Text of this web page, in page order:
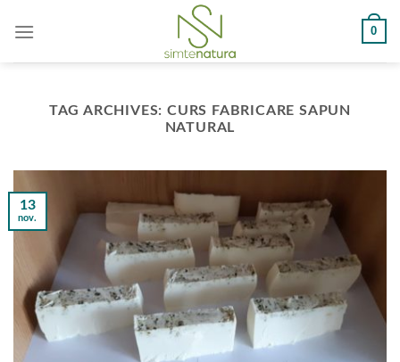
0
TAG ARCHIVES:CURS FABRICARE SAPUN
NATURAL
13
nov.